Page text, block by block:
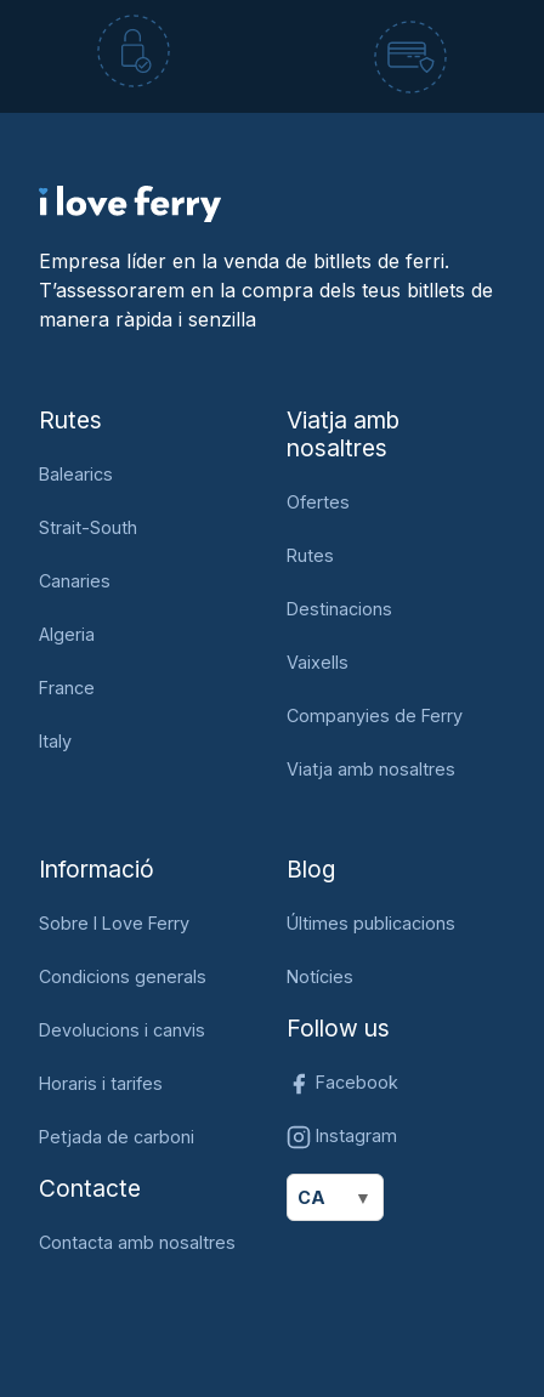
Empresa líder en la venda de bitllets de ferri.
T’assessorarem en la compra dels teus bitllets de
manera ràpida i senzilla
Rutes
Balearics
Strait-South
Canaries
Algeria
France
Italy
Viatja amb
nosaltres
Ofertes
Rutes
Destinacions
Vaixells
Companyies de Ferry
Viatja amb nosaltres
Informació
Sobre I Love Ferry
Condicions generals
Devolucions i canvis
Horaris i tarifes
Petjada de carboni
Contacte
Contacta amb nosaltres
Blog
Últimes publicacions
Notícies
Follow us
Facebook
Instagram
CA